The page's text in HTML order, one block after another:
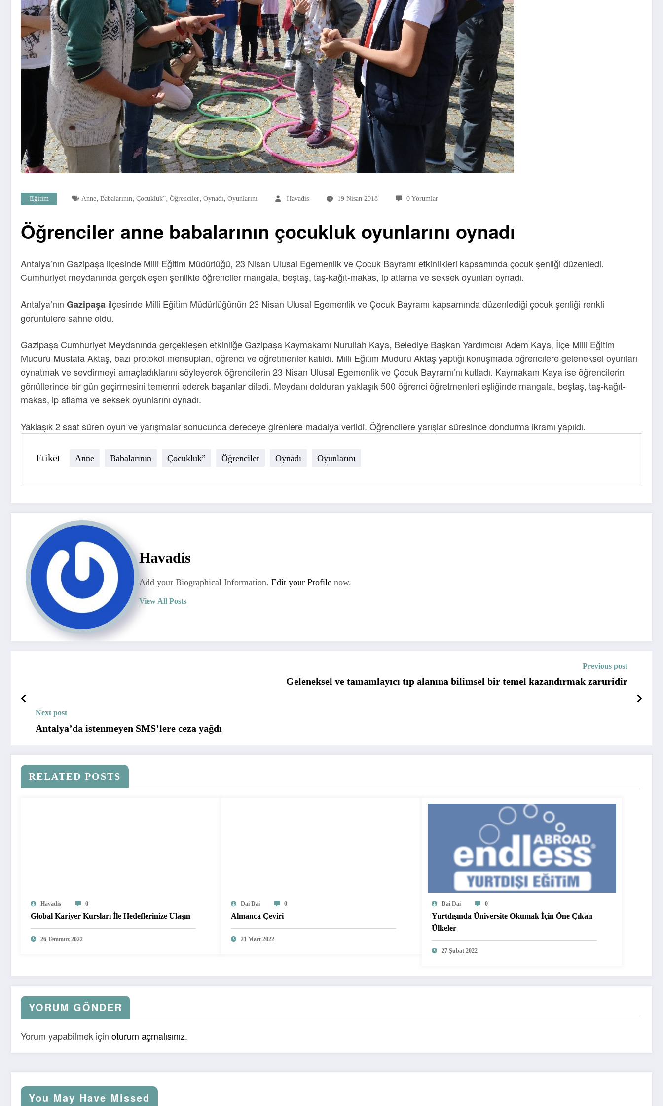
Eğitim Anne, Babalarının, Çocukluk”, Öğrenciler, Oynadı, Oyunlarını Havadis 19 Nisan 2018 0 Yorumlar
Öğrenciler anne babalarının çocukluk oyunlarını oynadı
Antalya’nın Gazipaşa ilçesinde Milli Eğitim Müdürlüğü, 23 Nisan Ulusal Egemenlik ve Çocuk Bayramı etkinlikleri kapsamında çocuk şenliği düzenledi.
Cumhuriyet meydanında gerçekleşen şenlikte öğrenciler mangala, beştaş, taş-kağıt-makas, ip atlama ve seksek oyunları oynadı.
Antalya’nın Gazipaşa ilçesinde Milli Eğitim Müdürlüğünün 23 Nisan Ulusal Egemenlik ve Çocuk Bayramı kapsamında düzenlediği çocuk şenliği renkli
görüntülere sahne oldu.
Gazipaşa Cumhuriyet Meydanında gerçekleşen etkinliğe Gazipaşa Kaymakamı Nurullah Kaya, Belediye Başkan Yardımcısı Adem Kaya, İlçe Milli Eğitim
Müdürü Mustafa Aktaş, bazı protokol mensupları, öğrenci ve öğretmenler katıldı. Milli Eğitim Müdürü Aktaş yaptığı konuşmada öğrencilere geleneksel oyunları
oynatmak ve sevdirmeyi amaçladıklarını söyleyerek öğrencilerin 23 Nisan Ulusal Egemenlik ve Çocuk Bayramı’nı kutladı. Kaymakam Kaya ise öğrencilerin
gönüllerince bir gün geçirmesini temenni ederek başarılar diledi. Meydanı dolduran yaklaşık 500 öğrenci öğretmenleri eşliğinde mangala, beştaş, taş-kağıt-
makas, ip atlama ve seksek oyunlarını oynadı.
Yaklaşık 2 saat süren oyun ve yarışmalar sonucunda dereceye girenlere madalya verildi. Öğrencilere yarışlar süresince dondurma ikramı yapıldı.
Etiket Anne Babalarının Çocukluk” Öğrenciler Oynadı Oyunlarını
Havadis
Add your Biographical Information. Edit your Profile now.
View All Posts
Previous post
Geleneksel ve tamamlayıcı tıp alanına bilimsel bir temel kazandırmak zaruridir
Next post
Antalya’da istenmeyen SMS’lere ceza yağdı
RELATED POSTS
Havadis 0
Global Kariyer Kursları İle Hedeflerinize Ulaşın
26 Temmuz 2022
Dai Dai 0
Almanca Çeviri
21 Mart 2022
Dai Dai 0
Yurtdışında Üniversite Okumak İçin Öne Çıkan
Ülkeler
27 Şubat 2022
YORUM GÖNDER
Yorum yapabilmek için oturum açmalısınız.
You May Have Missed